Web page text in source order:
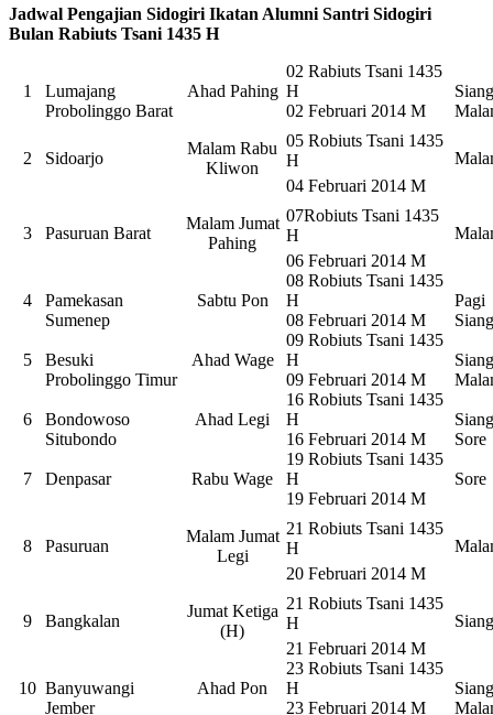
Jadwal Pengajian Sidogiri Ikatan Alumni Santri Sidogiri
Bulan Rabiuts Tsani 1435 H
1 Lumajang Ahad Pahing
02 Rabiuts Tsani 1435
H
Siang
Probolinggo Barat
02 Februari 2014 M
2 Sidoarjo
Malam Rabu
Kliwon
05 Robiuts Tsani 1435
H
04 Februari 2014 M
3 Pasuruan Barat
Malam Jumat
Pahing
07Robiuts Tsani 1435
H
06 Februari 2014 M
4 Pamekasan Sabtu Pon
08 Robiuts Tsani 1435
H
Pagi
Sumenep
08 Februari 2014 M Siang
5 Besuki Ahad Wage
09 Robiuts Tsani 1435
H
Siang
Probolinggo Timur
09 Februari 2014 M
6 Bondowoso Ahad Legi
16 Robiuts Tsani 1435
H
Siang
Situbondo
16 Februari 2014 M Sore
7 Denpasar Rabu Wage
19 Robiuts Tsani 1435
H
Sore
19 Februari 2014 M
8 Pasuruan
Malam Jumat
Legi
21 Robiuts Tsani 1435
H
20 Februari 2014 M
9 Bangkalan
Jumat Ketiga
(H)
21 Robiuts Tsani 1435
H
Siang
21 Februari 2014 M
10 Banyuwangi Ahad Pon
23 Robiuts Tsani 1435
H
Siang
Jember
23 Februari 2014 M